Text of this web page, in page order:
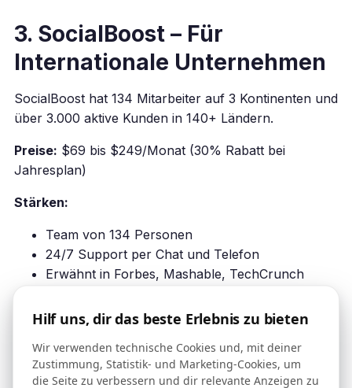
3. SocialBoost – Für
Internationale Unternehmen
SocialBoost hat 134 Mitarbeiter auf 3 Kontinenten und
über 3.000 aktive Kunden in 140+ Ländern.
Preise: $69 bis $249/Monat (30% Rabatt bei
Jahresplan)
Stärken:
Team von 134 Personen
24/7 Support per Chat und Telefon
Erwähnt in Forbes, Mashable, TechCrunch
Keine Trustpilot-Bewertungen
Jahresvertrag für beste Preise erforderlich
Hilf uns, dir das beste Erlebnis zu bieten
Wir verwenden technische Cookies und, mit deiner
Zustimmung, Statistik- und Marketing-Cookies, um
die Seite zu verbessern und dir relevante Anzeigen zu